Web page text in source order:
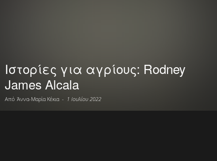
Ιστορίες για αγρίους: Rodney
James Alcala
Από Άννα-Μαρία Κέκια - 1 Ιουλίου 2022